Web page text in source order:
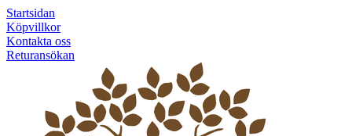
Startsidan
Köpvillkor
Kontakta oss
Returansökan